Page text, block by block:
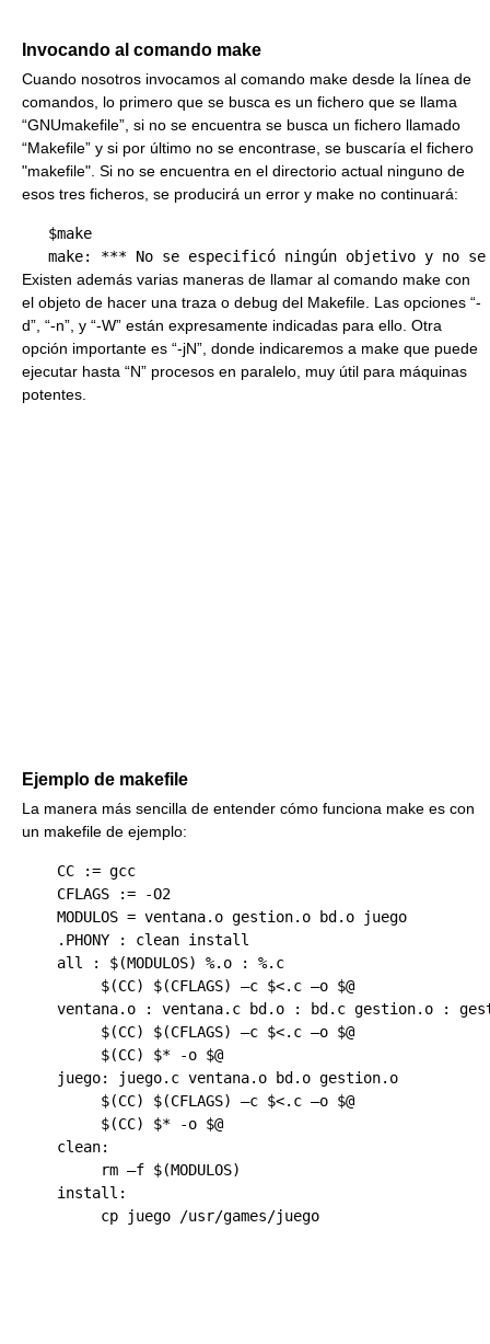
Invocando al comando make
Cuando nosotros invocamos al comando make desde la línea de
comandos, lo primero que se busca es un fichero que se llama
“GNUmakefile”, si no se encuentra se busca un fichero llamado
“Makefile” y si por último no se encontrase, se buscaría el fichero
"makefile". Si no se encuentra en el directorio actual ninguno de
esos tres ficheros, se producirá un error y make no continuará:
   $make
Existen además varias maneras de llamar al comando make con
el objeto de hacer una traza o debug del Makefile. Las opciones “-
d”, “-n”, y “-W” están expresamente indicadas para ello. Otra
opción importante es “-jN”, donde indicaremos a make que puede
ejecutar hasta “N” procesos en paralelo, muy útil para máquinas
potentes.
Ejemplo de makefile
La manera más sencilla de entender cómo funciona make es con
un makefile de ejemplo:
    CC
:= gcc
    CFLAGS
:= -O2
    MODULOS
= ventana. o gestion. o bd . o juego
.PHONY
:
clean install
    all
: $(MODULOS) %. o : %. c
$(CC) $(CFLAGS) –c $<. c –o $@
    ventana
. o : ventana. c bd . o : bd . c gestion. o :
$(CC) $(CFLAGS) –c $<. c –o $@
$(CC) $* -o $@
    juego
: juego. c ventana. o bd . o gestion. o
$(CC) $(CFLAGS) –c $<. c –o $@
$(CC) $* -o $@
    clean
:
         rm –f
$(MODULOS)
    install
:
         cp juego
/usr/games/